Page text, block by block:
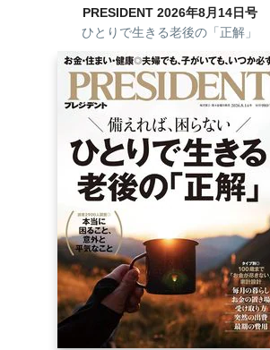
PRESIDENT 2026年8月14日号
ひとりで生きる老後の「正解」